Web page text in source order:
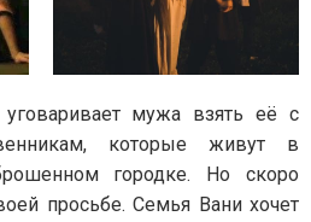
мужа взять её с
которые живут в
городке. Но скоро
просьбе. Семья Вани хочет